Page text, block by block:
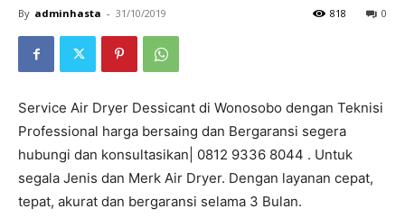
By adminhasta - 31/10/2019 0
818
Service Air Dryer Dessicant di Wonosobo dengan Teknisi
Professional harga bersaing dan Bergaransi segera
hubungi dan konsultasikan| 0812 9336 8044 . Untuk
segala Jenis dan Merk Air Dryer. Dengan layanan cepat,
tepat, akurat dan bergaransi selama 3 Bulan.